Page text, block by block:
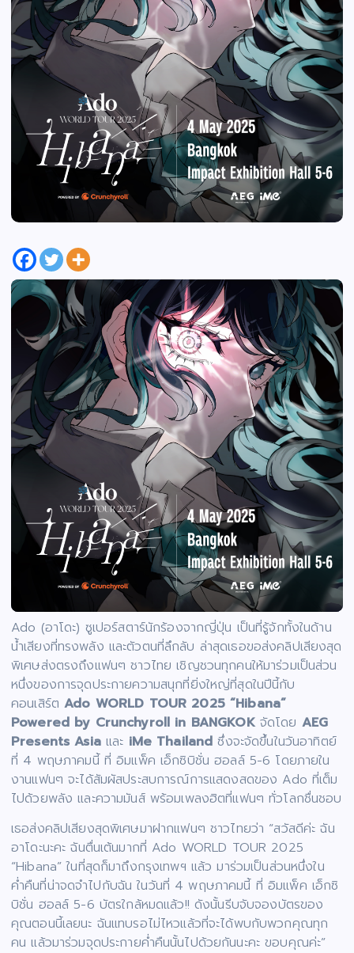
Ado (อาโดะ) ซูเปอร์สตาร์นักร้องจากญี่ปุ่น เป็นที่รู้จักทั้งในด้าน
น้ำเสียงที่ทรงพลัง และตัวตนที่ลึกลับ ล่าสุดเธอขอส่งคลิปเสียงสุด
พิเศษส่งตรงถึงแฟนๆ ชาวไทย เชิญชวนทุกคนให้มาร่วมเป็นส่วน
หนึ่งของการจุดประกายความสนุกที่ยิ่งใหญ่ที่สุดในปีนี้กับ
คอนเสิร์ตAdo WORLD TOUR 2025 “Hibana”
Powered by Crunchyroll in BANGKOKจัดโดย AEG
Presents Asiaและ iMe Thailand ซึ่งจะจัดขึ้นในวันอาทิตย์
ที่ 4 พฤษภาคมนี้ ที่ อิมแพ็ค เอ็กซิบิชั่น ฮอลล์ 5-6 โดยภายใน
งานแฟนๆ จะได้สัมผัสประสบการณ์การแสดงสดของ Ado ที่เต็ม
ไปด้วยพลัง และความมันส์ พร้อมเพลงฮิตที่แฟนๆ ทั่วโลกชื่นชอบ
เธอส่งคลิปเสียงสุดพิเศษมาฝากแฟนๆ ชาวไทยว่า “สวัสดีค่ะ ฉัน
อาโดะนะคะ ฉันตื่นเต้นมากที่ Ado WORLD TOUR 2025
“Hibana” ในที่สุดก็มาถึงกรุงเทพฯ แล้ว มาร่วมเป็นส่วนหนึ่งใน
ค่ำคืนที่น่าจดจำไปกับฉัน ในวันที่ 4 พฤษภาคมนี้ ที่ อิมแพ็ค เอ็กซิ
บิชั่น ฮอลล์ 5-6 บัตรใกล้หมดแล้ว!! ดังนั้นรีบจับจองบัตรของ
คุณตอนนี้เลยนะ ฉันแทบรอไม่ไหวแล้วที่จะได้พบกับพวกคุณทุก
คน แล้วมาร่วมจุดประกายค่ำคืนนั้นไปด้วยกันนะคะ ขอบคุณค่ะ”